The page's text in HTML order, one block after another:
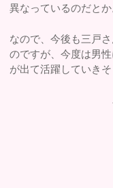
異なっているのだとか
なので、今後も三戸
のですが、今度は男
が出て活躍していきそ